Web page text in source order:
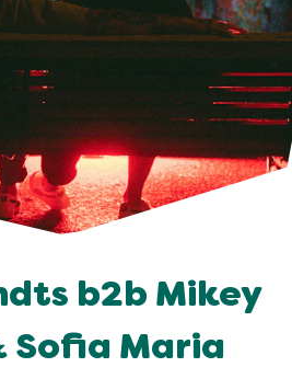
b2b Mikey
Sofia Maria